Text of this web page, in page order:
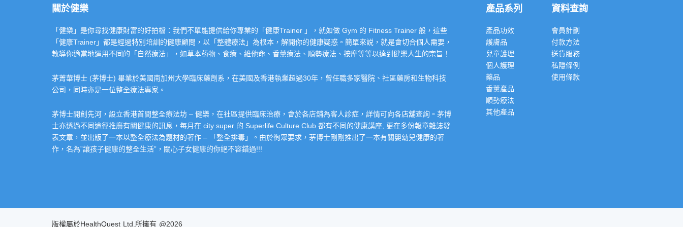
關於健樂
「健樂」是你尋找健康財富的好拍檔：我們不單能提供給你專業的「健康Trainer 」，就如做 Gym 的 Fitness Trainer 般，這些
「健康Trainer」都是經過特別培訓的健康顧問，以「整體療法」為根本，解開你的健康疑惑。簡單來説，就是會切合個人需要，
教導你適當地運用不同的「自然療法」，如草本葯物、食療、維他命、香薰療法、順勢療法、按摩等等以達到健樂人生的宗旨！
茅菁華博士 (茅博士) 畢業於美國南加州大學臨床藥劑系，在美國及香港執業超過30年，曾任職多家醫院、社區藥房和生物科技
公司，同時亦是一位整全療法專家。
茅博士開創先河，設立香港首間整全療法坊 – 健樂，在社區提供臨床治療，會於各店舖為客人診症，詳情可向各店舖查詢。茅博
士亦透過不同途徑推廣有關健康的訊息，每月在 city super 的 Superlife Culture Club 都有不同的健康講座, 更在多份報章雜誌發
表文章，並出版了一本以整全療法為題材的著作 – 「整全排毒」。由於徇眾要求，茅博士剛剛推出了一本有關嬰幼兒健康的著
作，名為”讓孩子健康的整全生活”，關心子女健康的你絕不容錯過!!!
產品系列
產品功效
護膚品
兒童護理
個人護理
藥品
香薰產品
順勢療法
其他產品
資料查詢
會員計劃
付款方法
送貨服務
私隱條例
使用條款
版權屬於HealthQuest Ltd.所擁有 @2026